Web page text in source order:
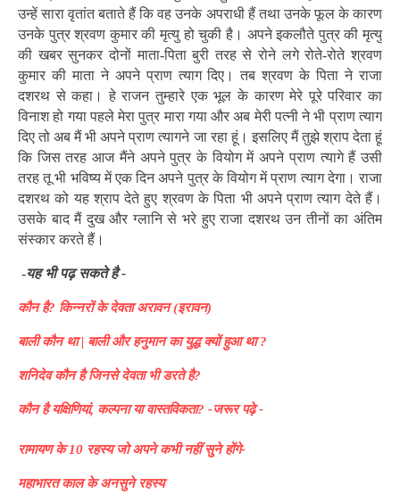
उन्हें सारा वृतांत बताते हैं कि वह उनके अपराधी हैं तथा उनके फूल के कारण
उनके पुत्र श्रवण कुमार की मृत्यु हो चुकी है। अपने इकलौते पुत्र की मृत्यु
की खबर सुनकर दोनों माता-पिता बुरी तरह से रोने लगे रोते-रोते श्रवण
कुमार की माता ने अपने प्राण त्याग दिए। तब श्रवण के पिता ने राजा
दशरथ से कहा। हे राजन तुम्हारे एक भूल के कारण मेरे पूरे परिवार का
विनाश हो गया पहले मेरा पुत्र मारा गया और अब मेरी पत्नी ने भी प्राण त्याग
दिए तो अब मैं भी अपने प्राण त्यागने जा रहा हूं। इसलिए मैं तुझे श्राप देता हूं
कि जिस तरह आज मैंने अपने पुत्र के वियोग में अपने प्राण त्यागे हैं उसी
तरह तू भी भविष्य में एक दिन अपने पुत्र के वियोग में प्राण त्याग देगा। राजा
दशरथ को यह श्राप देते हुए श्रवण के पिता भी अपने प्राण त्याग देते हैं।
उसके बाद मैं दुख और ग्लानि से भरे हुए राजा दशरथ उन तीनों का अंतिम
संस्कार करते हैं।
-यह भी पढ़ सकते है -
कौन है? किन्नरों के देवता अरावन (इरावन)
बाली कौन था | बाली और हनुमान का युद्ध क्यों हुआ था ?
शनिदेव कौन है जिनसे देवता भी डरते है?
कौन है यक्षिणियां, कल्पना या वास्तविकता? -जरूर पढ़े -
रामायण के 10 रहस्य जो अपने कभी नहीं सुने होंगे-
महाभारत काल के अनसुने रहस्य